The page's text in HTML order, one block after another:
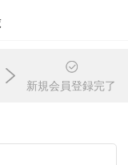
新規会員登録完了